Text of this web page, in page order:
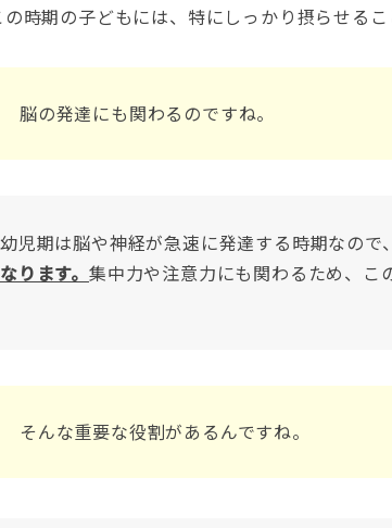
時期の子どもには、特にしっかり摂らせるこ
脳の発達にも関わるのですね。
児期は脳や神経が急速に発達する時期なので、
ります。 集中力や注意力にも関わるため、
そんな重要な役割があるんですね。